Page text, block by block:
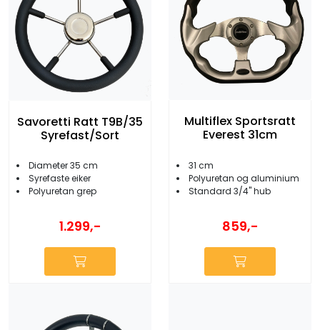
Savoretti Ratt T9B/35
Syrefast/Sort
Diameter 35 cm
Syrefaste eiker
Polyuretan grep
1.299,-
Multiflex Sportsratt
Everest 31cm
31 cm
Polyuretan og aluminium
Standard 3/4'' hub
859,-